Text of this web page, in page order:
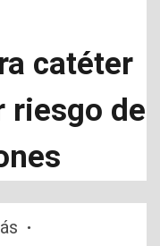
catéter
riesgo de